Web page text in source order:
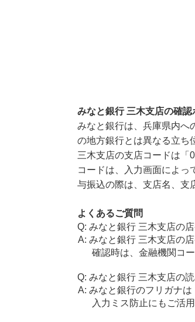
みなと銀行 三木支店の確認
みなと銀行は、兵庫県内へ
の地方銀行とは異なる立ち
三木支店の支店コードは「
コードは、入力画面によっ
与振込の際は、支店名、支
よくあるご質問
みなと銀行 三木支店の
みなと銀行 三木支店の
確認時は、金融機関コ
みなと銀行 三木支店の
みなと銀行のフリガナ
入力ミス防止にもご活用